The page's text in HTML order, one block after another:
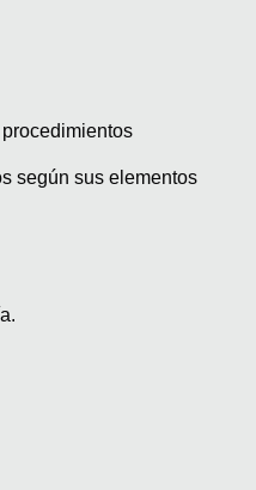
según sus elementos